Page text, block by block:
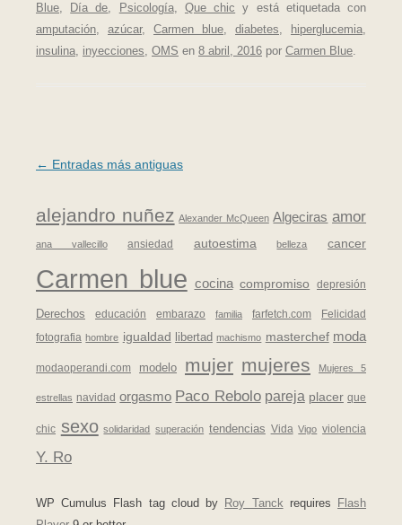
Blue, Día de, Psicología, Que chic y está etiquetada con
amputación, azúcar, Carmen blue, diabetes, hiperglucemia,
insulina, inyecciones, OMS en 8 abril, 2016 por Carmen Blue.
Navegación de entradas
← Entradas más antiguas
alejandro nuñez Alexander McQueen Algeciras amor
ana vallecillo ansiedad autoestima belleza cancer
Carmen blue cocina compromiso depresión
Derechos educación embarazo familia farfetch.com
Felicidad
fotografia hombre igualdad libertad machismo masterchef moda
modaoperandi.com modelo mujer mujeres Mujeres 5
estrellas navidad orgasmo Paco Rebolo pareja placer que
chic sexo solidaridad superación tendencias Vida Vigo violencia
Y. Ro
WP Cumulus Flash tag cloud by Roy Tanck requires
Flash